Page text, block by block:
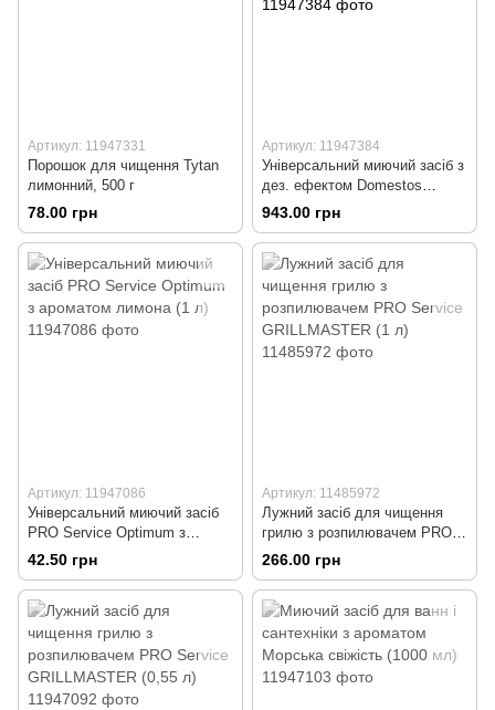
Артикул: 11947331
Порошок для чищення Tytan
лимонний, 500 г
78.00 грн
Артикул: 11947384
Універсальний миючий засіб з
дез. ефектом Domestos
Professional «Хвойна
свіжість», 5л
943.00 грн
Артикул: 11947086
Універсальний миючий засіб
PRO Service Optimum з
ароматом лимона (1 л)
42.50 грн
Артикул: 11485972
Лужний засіб для чищення
грилю з розпилювачем PRO
Service GRILLMASTER (1 л)
266.00 грн